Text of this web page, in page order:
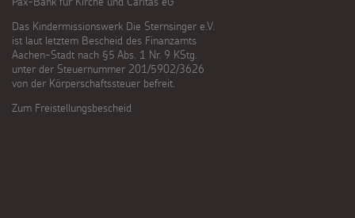
Das Kindermissionswerk Die Sternsinger e.V.
ist laut letztem Bescheid des Finanzamts
Aachen-Stadt nach §5 Abs. 1 Nr. 9 KStg.
unter der Steuernummer 201/5902/3626
von der Körperschaftssteuer befreit.
Zum Freistellungsbescheid